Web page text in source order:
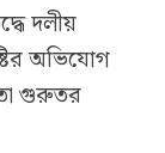
দলীয়
অভিযোগ
গুরুতর